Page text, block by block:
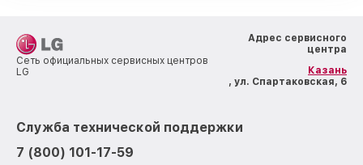
Сеть официальных сервисных центров
LG
Адрес сервисного
центра
Казань
, ул. Спартаковская, 6
Служба технической поддержки
7 (800) 101-17-59